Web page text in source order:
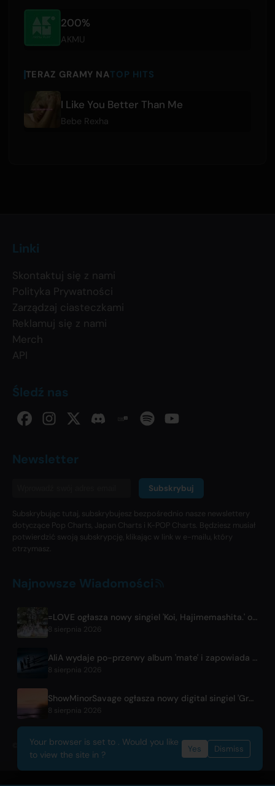
200%
AKMU
TERAZ GRAMY NATOP HITS
I Like You Better Than Me
Bebe Rexha
Linki
Skontaktuj się z nami
Polityka Prywatności
Zarządzaj ciasteczkami
Reklamuj się z nami
Merch
API
Śledź nas
Newsletter
Subskrybuj
Subskrybując tutaj, subskrybujesz bezpośrednio nasze newslettery
dotyczące Pop Charts, Japan Charts i K-POP Charts. Będziesz musiał
potwierdzić swoją subskrypcję, klikając w link w e-mailu, który
otrzymasz.
Najnowsze Wiadomości
=LOVE ogłasza nowy singiel 'Koi, Hajimemashita.' oraz koncerty w Tokyo Dome
8 sierpnia 2026
AliA wydaje po-przerwy album 'mate' i zapowiada koncert w Tokio
8 sierpnia 2026
ShowMinorSavage ogłasza nowy digital singiel 'Gradation'
8 sierpnia 2026
© 2026 OnlyHit. All rights reserved. - Metadata provided byACRCloud
Your browser is set to . Would you like
to view the site in ?
Yes Dismiss